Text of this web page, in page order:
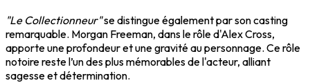
"Le Collectionneur"se distingue également par son casting
remarquable. Morgan Freeman, dans le rôle d'Alex Cross,
apporte une profondeur et une gravité au personnage. Ce rôle
notoire reste l’un des plus mémorables de l'acteur, alliant
sagesse et détermination.